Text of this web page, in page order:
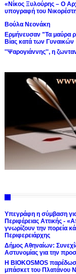
«Νίκος Ξυλούρης – Ο
υπογραφή του
Βούλα Νεονάκη
Ερμήνευσαν "Τα μαύρα
Βίας κατά των Γυναικών
''Ψαρογιάννης'', η
Υπεγράφη η σύμβαση
Περιφέρειας Αττικής -
γνωρίζουν την πορεία
Περιφερειάρχης
Δήμος Αθηναίων:
Αστυνομίας για την
Η BIOKOSMOS
μπάσκετ του Πλατάνου